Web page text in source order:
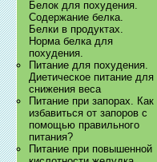
Белок для похудения.
Содержание белка.
Белки в продуктах.
Норма белка для
похудения.
Питание для похудения.
Диетическое питание для
снижения веса
Питание при запорах. Как
избавиться от запоров с
помощью правильного
питания?
Питание при повышенной